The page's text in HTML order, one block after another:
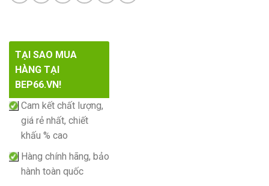
TẠI SAO MUA
HÀNG TẠI
BEP66.VN!
Cam kết chất lượng,
giá rẻ nhất, chiết
khấu % cao
Hàng chính hãng, bảo
hành toàn quốc